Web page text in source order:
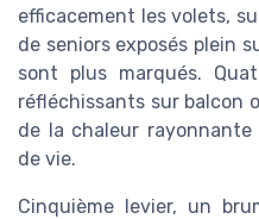
efficacement les volets,
de seniors exposés plein
sont plus marqués.
réfléchissants sur balcon
de la chaleur
de vie.
Cinquième levier, un